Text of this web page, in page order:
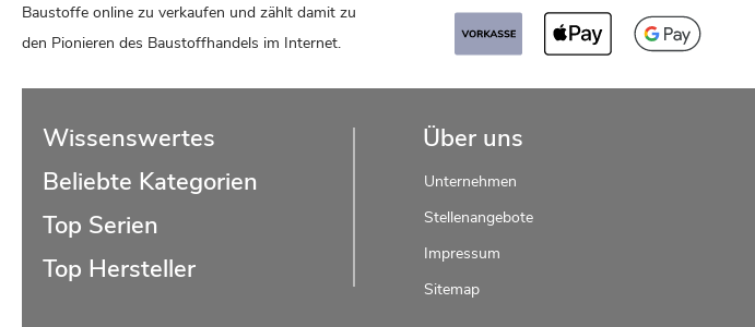
Baustoffe online zu verkaufen und zählt damit zu
den Pionieren des Baustoffhandels im Internet.
Wissenswertes
Beliebte Kategorien
Top Serien
Top Hersteller
Über uns
Unternehmen
Stellenangebote
Impressum
Sitemap